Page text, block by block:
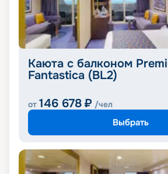
Каюта с балконом
Fantastica (BL2)
от 146 678 ₽ /чел
Выбрать